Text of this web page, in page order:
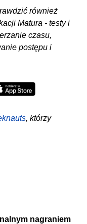
również
Matura - testy i
czasu,
postępu i
, którzy
nagraniem